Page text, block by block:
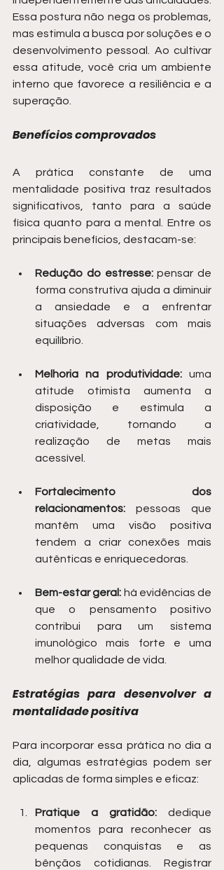
Essa postura não nega os problemas,
mas estimula a busca por soluções e o
desenvolvimento pessoal. Ao cultivar
essa atitude, você cria um ambiente
interno que favorece a resiliência e a
superação.
Benefícios comprovados
A prática constante de uma
mentalidade positiva traz resultados
significativos, tanto para a saúde
física quanto para a mental. Entre os
principais benefícios, destacam-se:
Redução do estresse: pensar de
forma construtiva ajuda a diminuir
a ansiedade e a enfrentar
situações adversas com mais
equilíbrio.
Melhoria na produtividade: uma
atitude otimista aumenta a
disposição e estimula a
criatividade, tornando a
realização de metas mais
acessível.
Fortalecimento dos
relacionamentos: pessoas que
mantêm uma visão positiva
tendem a criar conexões mais
autênticas e enriquecedoras.
Bem-estar geral: há evidências de
que o pensamento positivo
contribui para um sistema
imunológico mais forte e uma
melhor qualidade de vida.
Estratégias para desenvolver a
mentalidade positiva
Para incorporar essa prática no dia a
dia, algumas estratégias podem ser
aplicadas de forma simples e eficaz:
Pratique a gratidão: dedique
momentos para reconhecer as
pequenas conquistas e as
bênçãos cotidianas. Registrar